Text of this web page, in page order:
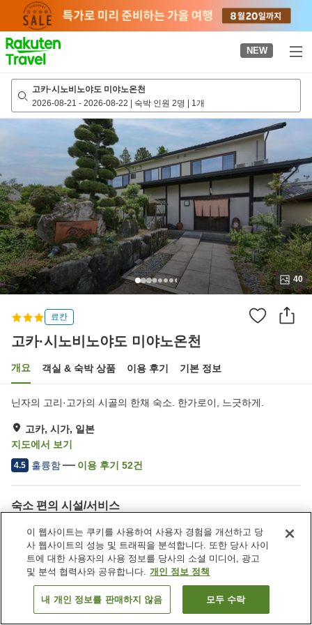
page
NEW
고카·시노비노야도 미야노온천
2026-08-21 - 2026-08-22 | 숙박 인원 2명 | 1개
40
료칸
고카·시노비노야도 미야노온천
개요 객실 & 숙박 상품 이용 후기 기본 정보
닌자의 고리·고가의 시골의 한채 숙소. 한가로이, 느긋하게.
고카, 시가, 일본
지도에서 보기
4.5 훌륭함 이용 후기 52건
숙소 편의 시설/서비스
주차장
사우나
스파 / 미용실
자동판매기
일본 시가 고카 고카·시노비노야도 미야노온천
객실 보기
이 웹사이트는 쿠키를 사용하여 사용자 경험을 개선하고 당
사 웹사이트의 성능 및 트래픽을 분석합니다. 또한 당사 사이
트에 대한 사용자의 사용 정보를 당사의 소셜 미디어, 광고
및 분석 협력사와 공유합니다. 개인 정보 정책
내 개인 정보를 판매하지 않음 모두 수락